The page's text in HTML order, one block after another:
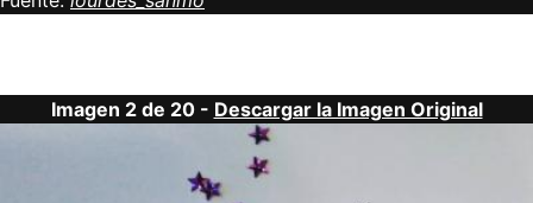
Imagen 2 de 20 - Descargar la Imagen Original